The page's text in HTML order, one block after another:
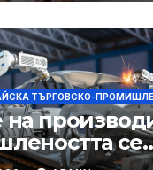
ТЪРГОВСКО-
се
с 0,7% в